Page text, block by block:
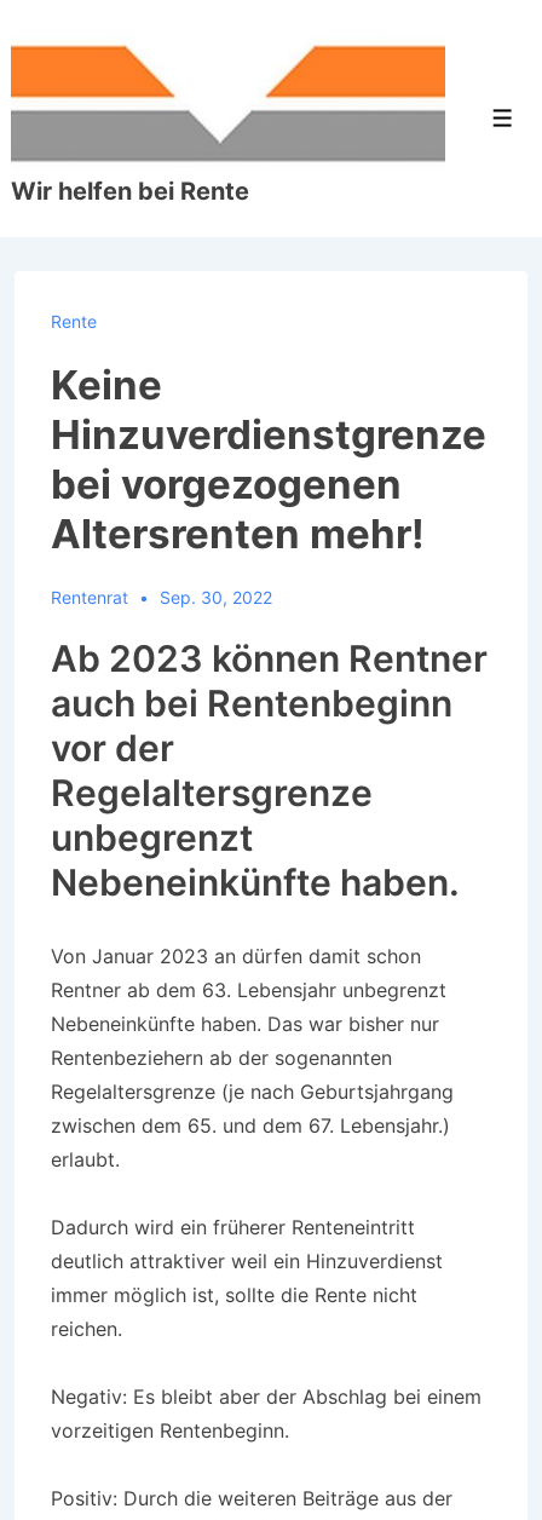
Zum
Wir helfen bei Rente
Rente
Keine
Hinzuverdienstgrenze
bei vorgezogenen
Altersrenten mehr!
Rentenrat Sep. 30, 2022
Ab 2023 können Rentner
auch bei Rentenbeginn
vor der
Regelaltersgrenze
unbegrenzt
Nebeneinkünfte haben.
Von Januar 2023 an dürfen damit schon
Rentner ab dem 63. Lebensjahr unbegrenzt
Nebeneinkünfte haben. Das war bisher nur
Rentenbeziehern ab der sogenannten
Regelaltersgrenze (je nach Geburtsjahrgang
zwischen dem 65. und dem 67. Lebensjahr.)
erlaubt.
Dadurch wird ein früherer Renteneintritt
deutlich attraktiver weil ein Hinzuverdienst
immer möglich ist, sollte die Rente nicht
reichen.
Negativ: Es bleibt aber der Abschlag bei einem
vorzeitigen Rentenbeginn.
Positiv: Durch die weiteren Beiträge aus der